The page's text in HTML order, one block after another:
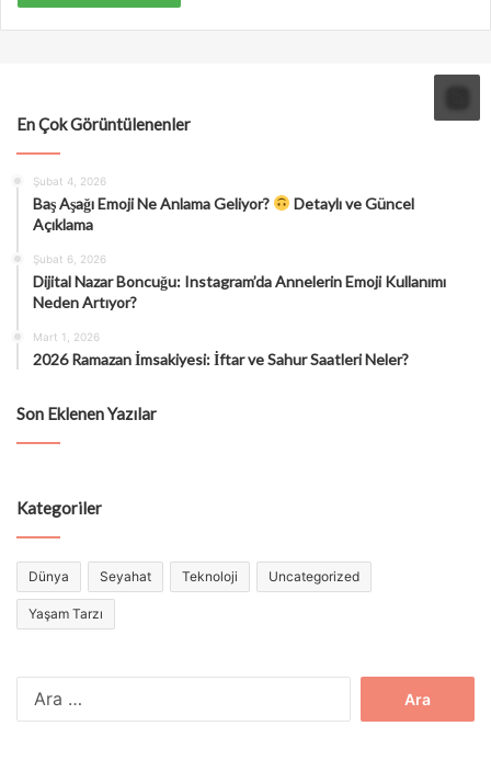
En Çok Görüntülenenler
Şubat 4, 2026
Baş Aşağı Emoji Ne Anlama Geliyor?
Detaylı ve Güncel
Açıklama
Şubat 6, 2026
Dijital Nazar Boncuğu: Instagram’da Annelerin Emoji Kullanımı
Neden Artıyor?
Mart 1, 2026
2026 Ramazan İmsakiyesi: İftar ve Sahur Saatleri Neler?
Son Eklenen Yazılar
Kategoriler
Dünya Seyahat Teknoloji Uncategorized
Yaşam Tarzı